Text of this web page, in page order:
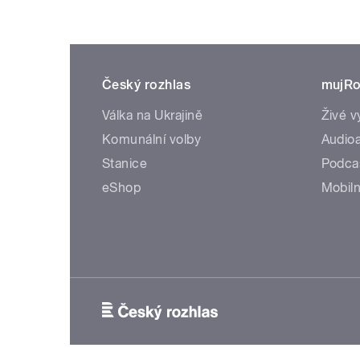
Český rozhlas
Válka na Ukrajině
Komunální volby
Stanice
eShop
Živé